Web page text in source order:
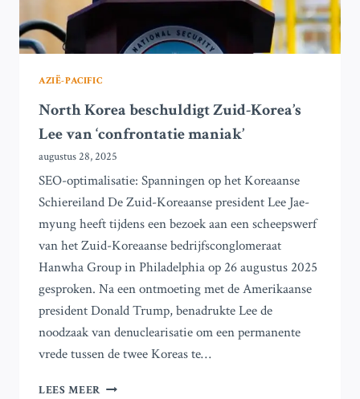
VAN
AZIË-PACIFIC
North Korea beschuldigt Zuid-Korea’s
Lee van ‘confrontatie maniak’
augustus 28, 2025
SEO-optimalisatie: Spanningen op het Koreaanse
Schiereiland De Zuid-Koreaanse president Lee Jae-
myung heeft tijdens een bezoek aan een scheepswerf
van het Zuid-Koreaanse bedrijfsconglomeraat
Hanwha Group in Philadelphia op 26 augustus 2025
gesproken. Na een ontmoeting met de Amerikaanse
president Donald Trump, benadrukte Lee de
noodzaak van denuclearisatie om een permanente
vrede tussen de twee Koreas te…
LEES MEER NORTH